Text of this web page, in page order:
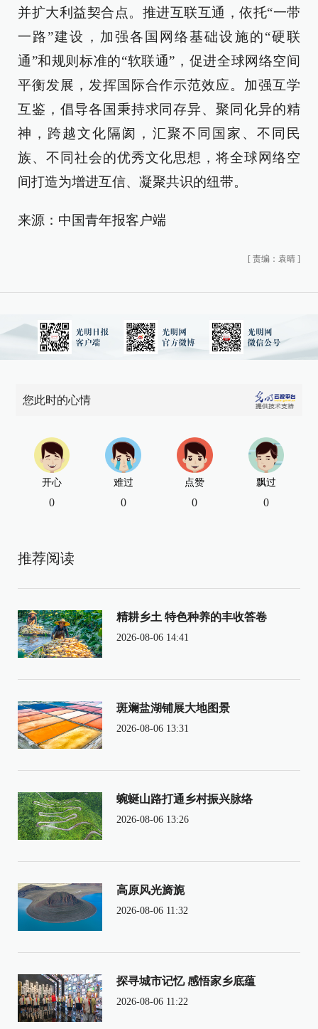
并扩大利益契合点。推进互联互通，依托“一带
一路”建设，加强各国网络基础设施的“硬联
通”和规则标准的“软联通”，促进全球网络空间
平衡发展，发挥国际合作示范效应。加强互学
互鉴，倡导各国秉持求同存异、聚同化异的精
神，跨越文化隔阂，汇聚不同国家、不同民
族、不同社会的优秀文化思想，将全球网络空
间打造为增进互信、凝聚共识的纽带。
来源：中国青年报客户端
[ 责编：袁晴 ]
您此时的心情
开心
0
难过
0
点赞
0
飘过
0
推荐阅读
精耕乡土 特色种养的丰收答卷
2026-08-06 14:41
斑斓盐湖铺展大地图景
2026-08-06 13:31
蜿蜒山路打通乡村振兴脉络
2026-08-06 13:26
高原风光旖旎
2026-08-06 11:32
探寻城市记忆 感悟家乡底蕴
2026-08-06 11:22